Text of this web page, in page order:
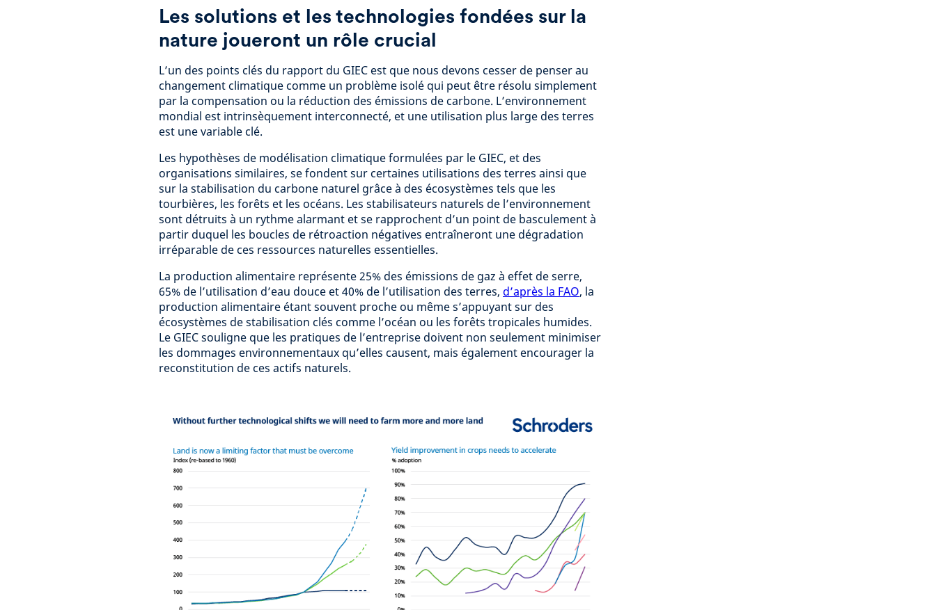
Les solutions et les technologies fondées sur la
nature joueront un rôle crucial
L’un des points clés du rapport du GIEC est que nous devons cesser de penser au
changement climatique comme un problème isolé qui peut être résolu simplement
par la compensation ou la réduction des émissions de carbone. L’environnement
mondial est intrinsèquement interconnecté, et une utilisation plus large des terres
est une variable clé.
Les hypothèses de modélisation climatique formulées par le GIEC, et des
organisations similaires, se fondent sur certaines utilisations des terres ainsi que
sur la stabilisation du carbone naturel grâce à des écosystèmes tels que les
tourbières, les forêts et les océans. Les stabilisateurs naturels de l’environnement
sont détruits à un rythme alarmant et se rapprochent d’un point de basculement à
partir duquel les boucles de rétroaction négatives entraîneront une dégradation
irréparable de ces ressources naturelles essentielles.
La production alimentaire représente 25% des émissions de gaz à effet de serre,
65% de l’utilisation d’eau douce et 40% de l’utilisation des terres, d’après la FAO, la
production alimentaire étant souvent proche ou même s’appuyant sur des
écosystèmes de stabilisation clés comme l’océan ou les forêts tropicales humides.
Le GIEC souligne que les pratiques de l’entreprise doivent non seulement minimiser
les dommages environnementaux qu’elles causent, mais également encourager la
reconstitution de ces actifs naturels.